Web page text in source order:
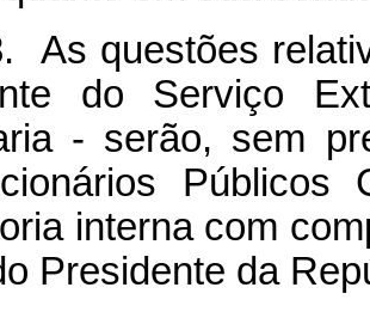
As questões
do Serviço
- serão, sem
interna com
Presidente da